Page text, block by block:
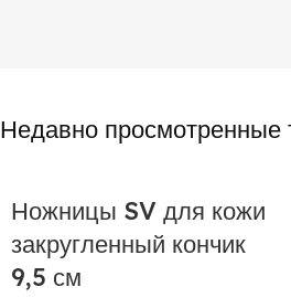
Недавно просмотренные
Ножницы SV для кожи
закругленный кончик
9,5 см